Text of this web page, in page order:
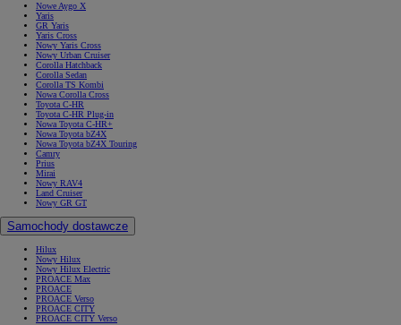
Nowe Aygo X
Yaris
GR Yaris
Yaris Cross
Nowy Yaris Cross
Nowy Urban Cruiser
Corolla Hatchback
Corolla Sedan
Corolla TS Kombi
Nowa Corolla Cross
Toyota C-HR
Toyota C-HR Plug-in
Nowa Toyota C-HR+
Nowa Toyota bZ4X
Nowa Toyota bZ4X Touring
Camry
Prius
Mirai
Nowy RAV4
Land Cruiser
Nowy GR GT
Samochody dostawcze
Hilux
Nowy Hilux
Nowy Hilux Electric
PROACE Max
PROACE
PROACE Verso
PROACE CITY
PROACE CITY Verso